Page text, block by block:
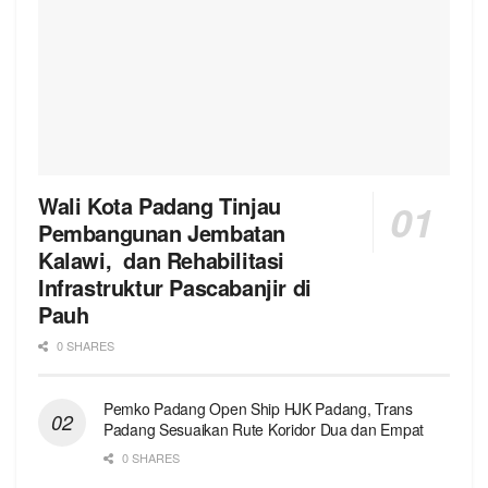
Wali Kota Padang Tinjau
Pembangunan Jembatan
Kalawi, dan Rehabilitasi
Infrastruktur Pascabanjir di
Pauh
0 SHARES
Pemko Padang Open Ship HJK Padang, Trans
Padang Sesuaikan Rute Koridor Dua dan Empat
0 SHARES